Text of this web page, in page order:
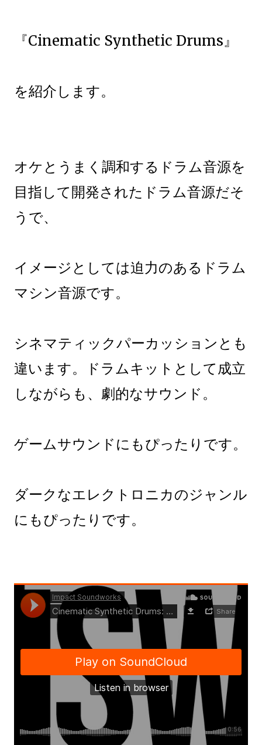
『Cinematic Synthetic Drums』
を紹介します。
オケとうまく調和するドラム音源を
目指して開発されたドラム音源だそ
うで、
イメージとしては迫力のあるドラム
マシン音源です。
シネマティックパーカッションとも
違います。ドラムキットとして成立
しながらも、劇的なサウンド。
ゲームサウンドにもぴったりです。
ダークなエレクトロニカのジャンル
にもぴったりです。